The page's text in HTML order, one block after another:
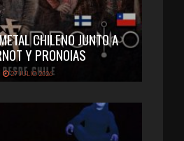
CHILENO JUNTO A
Y PRONOIAS
27 JULIO 2026